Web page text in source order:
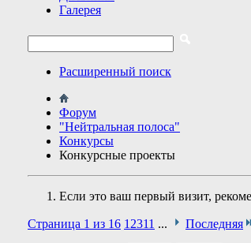
Галерея
Расширенный поиск
Форум
"Нейтральная полоса"
Конкурсы
Конкурсные проекты
Если это ваш первый визит,
Страница 1 из 16 1 2311 ... Последняя